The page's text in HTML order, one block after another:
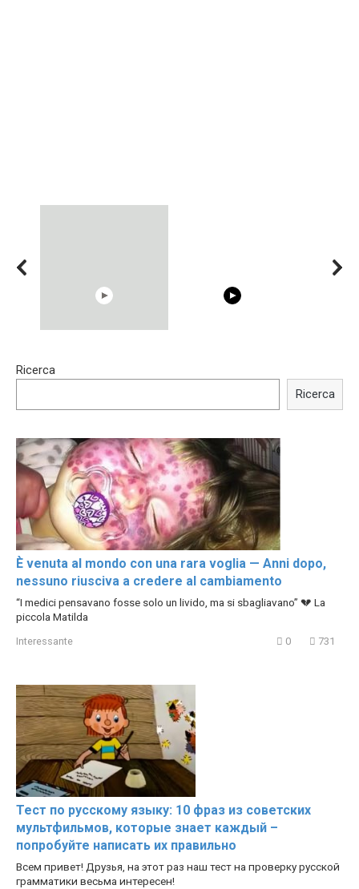
Trying BOLLYWOOD
Shocking illusion - Pretty
Ricerca
Ricerca
È venuta al mondo con una rara voglia — Anni dopo,
nessuno riusciva a credere al cambiamento
“I medici pensavano fosse solo un livido, ma si sbagliavano” 💔 La
piccola Matilda
Interessante 0 731
Тест по русскому языку: 10 фраз из советских
мультфильмов, которые знает каждый –
попробуйте написать их правильно
Всем привет! Друзья, на этот раз наш тест на проверку русской
грамматики весьма интересен!